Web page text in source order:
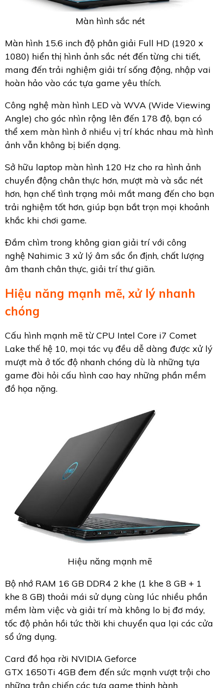
Màn hình sắc nét
Màn hình 15.6 inch độ phân giải Full HD (1920 x
1080) hiển thị hình ảnh sắc nét đến từng chi tiết,
mang đến trải nghiệm giải trí sống động, nhập vai
hoàn hảo vào các tựa game yêu thích.
Công nghệ màn hình LED và WVA (Wide Viewing
Angle) cho góc nhìn rộng lên đến 178 độ, bạn có
thể xem màn hình ở nhiều vị trí khác nhau mà hình
ảnh vẫn không bị biến dạng.
Sở hữu laptop màn hình 120 Hz cho ra hình ảnh
chuyển động chân thực hơn, mượt mà và sắc nét
hơn, hạn chế tình trạng mỏi mắt mang đến cho bạn
trải nghiệm tốt hơn, giúp bạn bắt trọn mọi khoảnh
khắc khi chơi game.
Đắm chìm trong không gian giải trí với công
nghệ Nahimic 3 xử lý âm sắc ổn định, chất lượng
âm thanh chân thực, giải trí thư giãn.
Hiệu năng mạnh mẽ, xử lý nhanh
chóng
Cấu hình mạnh mẽ từ CPU Intel Core i7 Comet
Lake thế hệ 10, mọi tác vụ đều dễ dàng được xử lý
mượt mà ở tốc độ nhanh chóng dù là những tựa
game đòi hỏi cấu hình cao hay những phần mềm
đồ họa nặng.
Hiệu năng mạnh mẽ
Bộ nhớ RAM 16 GB DDR4 2 khe (1 khe 8 GB + 1
khe 8 GB) thoải mái sử dụng cùng lúc nhiều phần
mềm làm việc và giải trí mà không lo bị đơ máy,
tốc độ phản hồi tức thời khi chuyển qua lại các cửa
sổ ứng dụng.
Card đồ họa rời NVIDIA Geforce
GTX 1650Ti 4GB đem đến sức mạnh vượt trội cho
những trận chiến các tựa game thịnh hành